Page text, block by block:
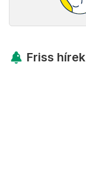
Friss hírek